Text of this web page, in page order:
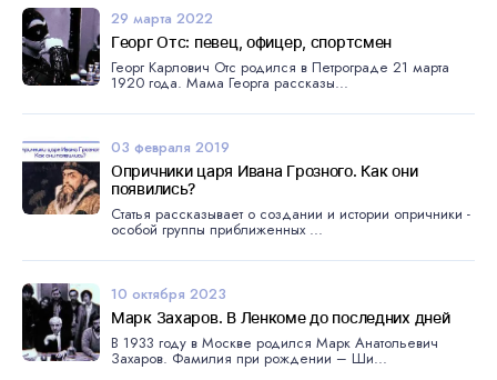
29 марта 2022
Георг Отс: певец, офицер, спортсмен
Георг Карлович Отс родился в Петрограде 21 марта
1920 года. Мама Георга рассказы...
03 февраля 2019
Опричники царя Ивана Грозного. Как они
появились?
Статья рассказывает о создании и истории опричники -
особой группы приближенных ...
10 октября 2023
Марк Захаров. В Ленкоме до последних дней
В 1933 году в Москве родился Марк Анатольевич
Захаров. Фамилия при рождении – Ши...